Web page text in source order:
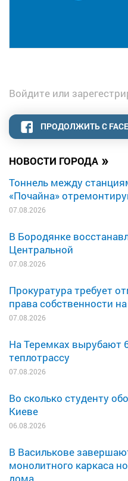
НОВОСТИ ГОРОДА »
Тоннель между
«Почайна»
07.08.2026
В Бородянке
Центральной
07.08.2026
Прокуратура требует
права собственности
07.08.2026
На Теремках вырубают
теплотрассу
07.08.2026
Во сколько студенту
Киеве
06.08.2026
В Василькове
монолитного каркаса
Войдите или
ПРОДОЛЖИТЬ С